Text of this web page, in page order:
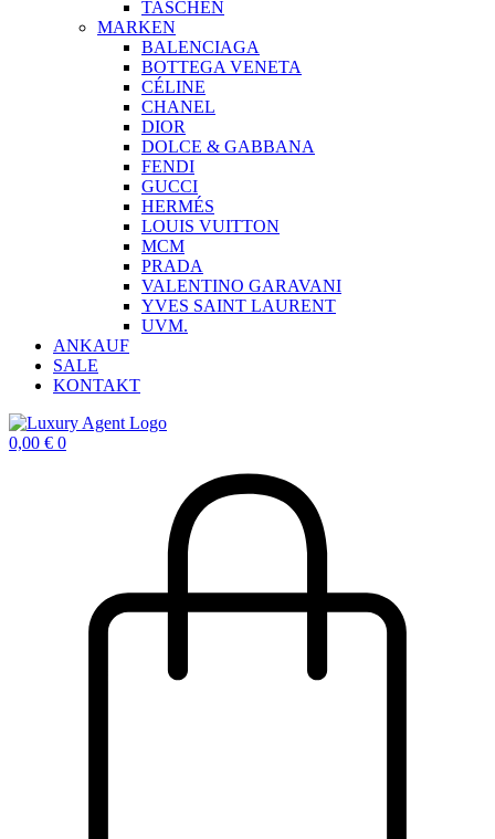
TASCHEN
MARKEN
BALENCIAGA
BOTTEGA VENETA
CÉLINE
CHANEL
DIOR
DOLCE & GABBANA
FENDI
GUCCI
HERMÉS
LOUIS VUITTON
MCM
PRADA
VALENTINO GARAVANI
YVES SAINT LAURENT
UVM.
ANKAUF
SALE
KONTAKT
0,00 € 0